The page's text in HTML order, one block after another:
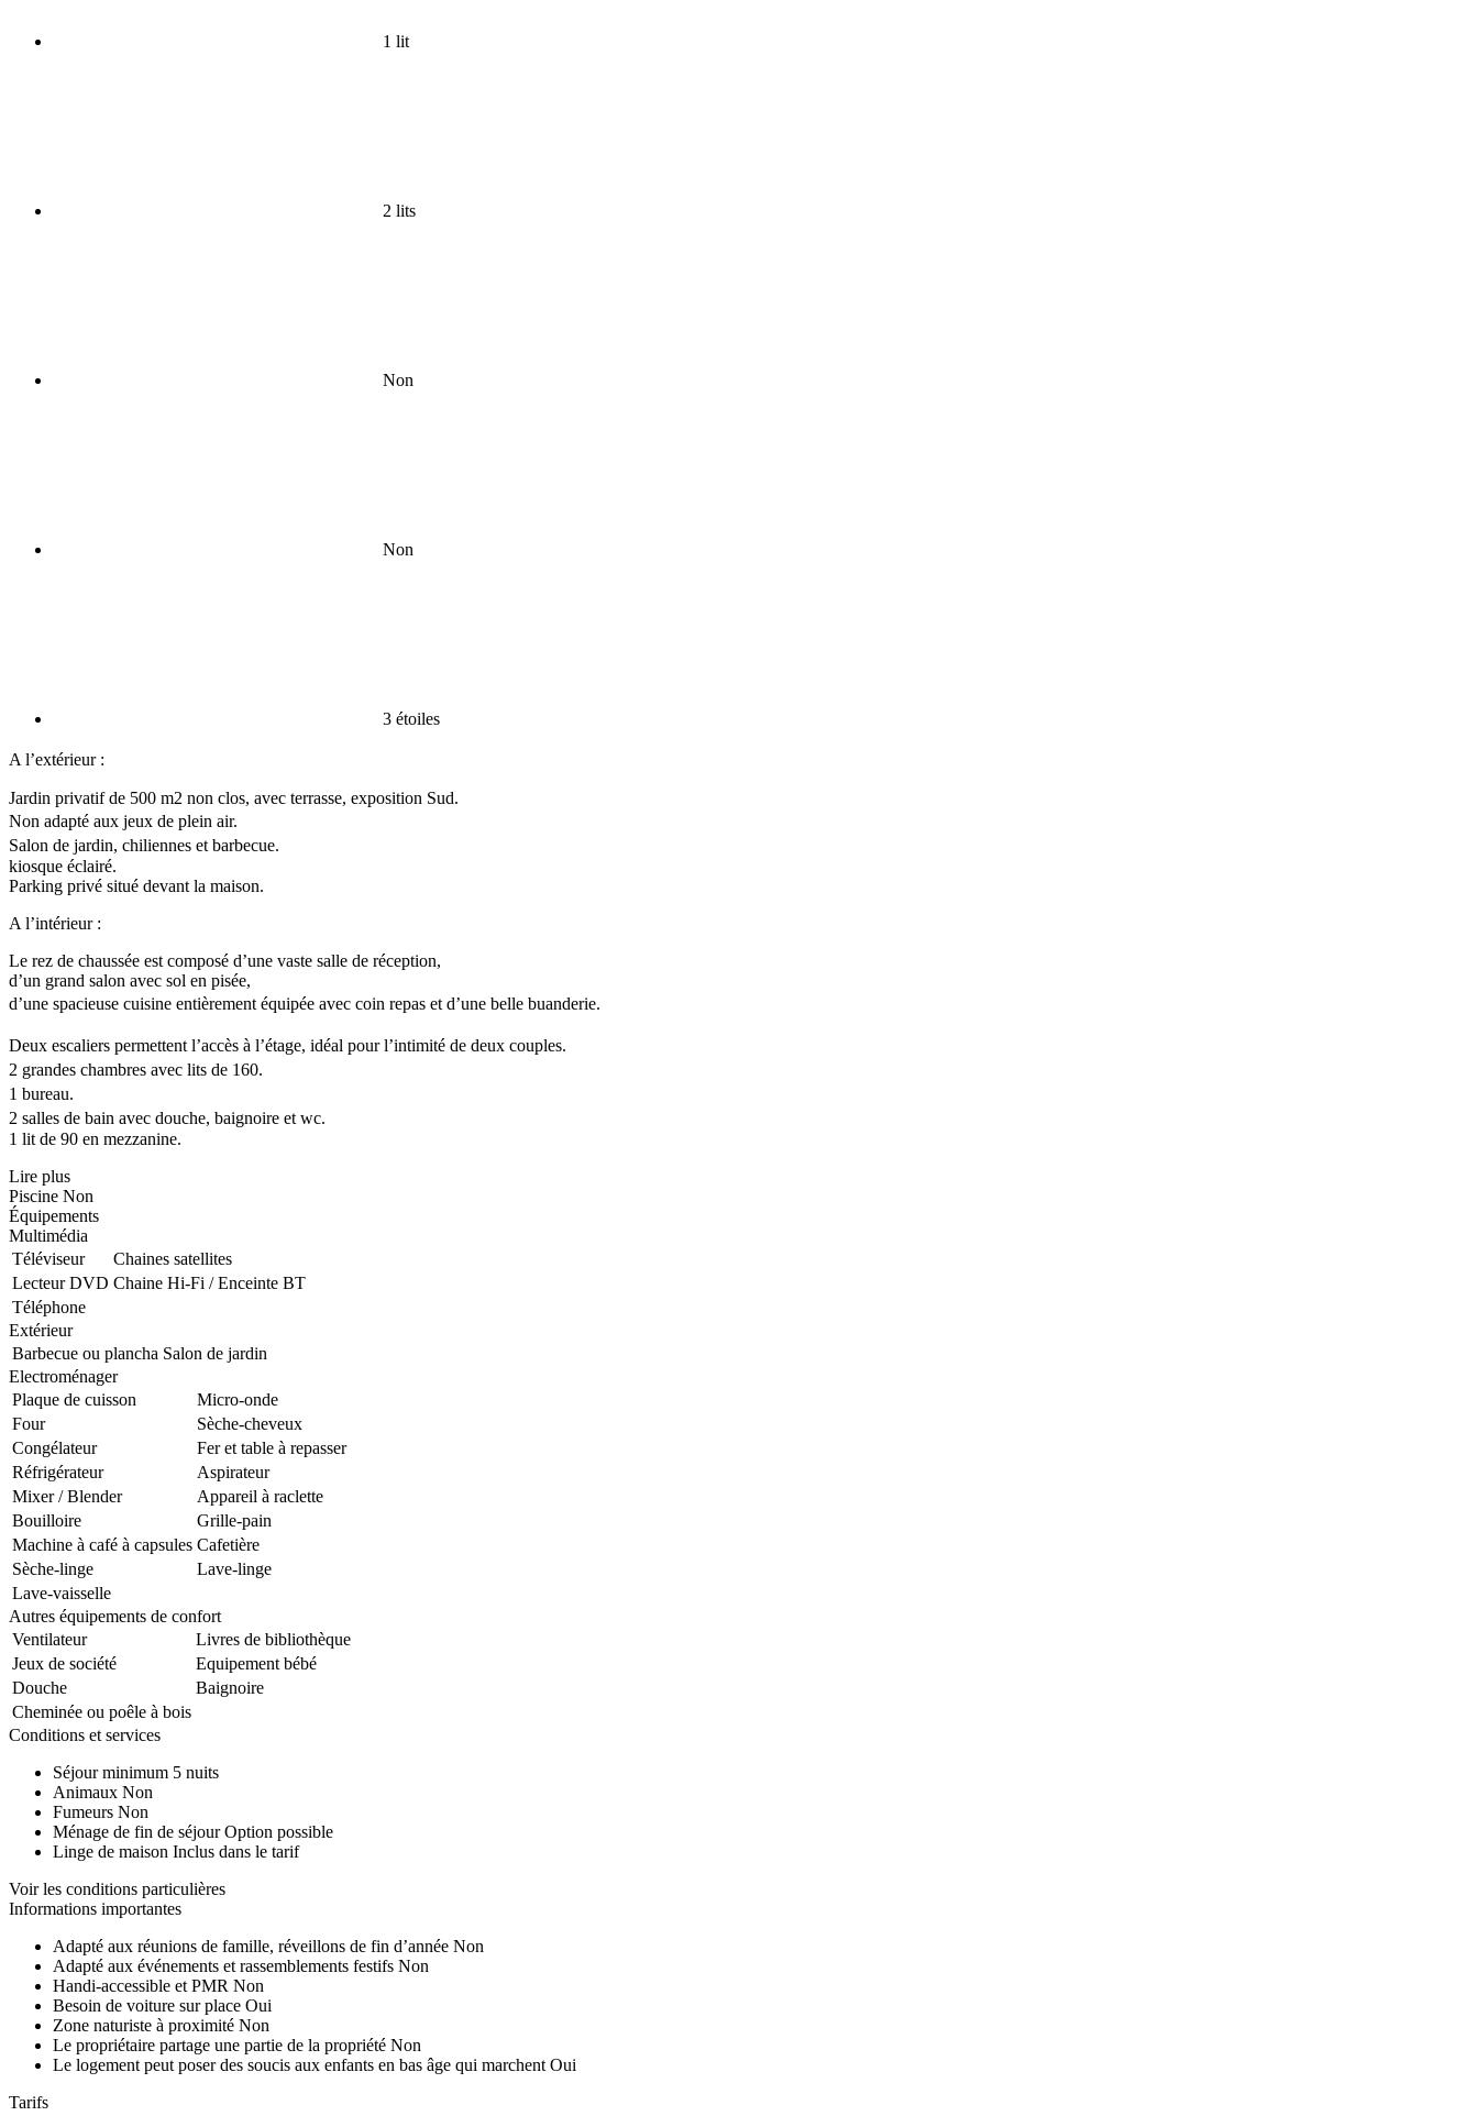
1 lit
2 lits
Non
Non
3 étoiles
A l’extérieur :
Jardin privatif de 500 m2 non clos, avec terrasse, exposition Sud.
Non adapté aux jeux de plein air.
Salon de jardin, chiliennes et barbecue.
kiosque éclairé.
Parking privé situé devant la maison.
A l’intérieur :
Le rez de chaussée est composé d’une vaste salle de réception,
d’un grand salon avec sol en pisée,
d’une spacieuse cuisine entièrement équipée avec coin repas et d’une belle buanderie.
Deux escaliers permettent l’accès à l’étage, idéal pour l’intimité de deux couples.
2 grandes chambres avec lits de 160.
1 bureau.
2 salles de bain avec douche, baignoire et wc.
1 lit de 90 en mezzanine.
Lire plus
Piscine Non
Équipements
Multimédia
Téléviseur
Chaines satellites
Lecteur DVD Chaine Hi-Fi / Enceinte BT
Téléphone
Extérieur
Barbecue ou plancha Salon de jardin
Electroménager
Plaque de cuisson
Micro-onde
Four
Sèche-cheveux
Congélateur
Fer et table à repasser
Réfrigérateur
Aspirateur
Mixer / Blender
Appareil à raclette
Bouilloire
Grille-pain
Machine à café à capsules Cafetière
Sèche-linge
Lave-linge
Lave-vaisselle
Autres équipements de confort
Ventilateur
Livres de bibliothèque
Jeux de société
Equipement bébé
Douche
Baignoire
Cheminée ou poêle à bois
Conditions et services
Séjour minimum 5 nuits
Animaux Non
Fumeurs Non
Ménage de fin de séjour Option possible
Linge de maison Inclus dans le tarif
Voir les conditions particulières
Informations importantes
Adapté aux réunions de famille, réveillons de fin d’année Non
Adapté aux événements et rassemblements festifs Non
Handi-accessible et PMR Non
Besoin de voiture sur place Oui
Zone naturiste à proximité Non
Le propriétaire partage une partie de la propriété Non
Le logement peut poser des soucis aux enfants en bas âge qui marchent Oui
Tarifs